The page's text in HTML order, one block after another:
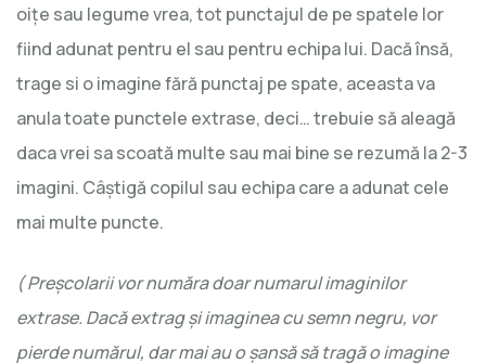
oiţe sau legume vrea, tot punctajul de pe spatele lor
fiind adunat pentru el sau pentru echipa lui. Dacă însă,
trage si o imagine fără punctaj pe spate, aceasta va
anula toate punctele extrase, deci… trebuie să aleagă
daca vrei sa scoată multe sau mai bine se rezumă la 2-3
imagini. Câştigă copilul sau echipa care a adunat cele
mai multe puncte.
( Preşcolarii vor număra doar numarul imaginilor
extrase. Dacă extrag şi imaginea cu semn negru, vor
pierde numărul, dar mai au o şansă să tragă o imagine